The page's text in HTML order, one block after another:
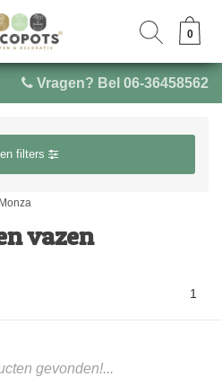
Vragen? Bel 06-36458562
0
0
filters
Monza
vazen
1
gevonden!...